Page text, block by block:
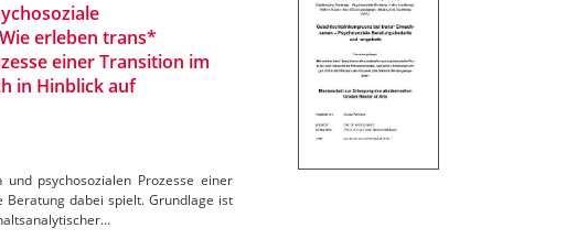
erleben trans*
einer Transition im
in Hinblick auf
psychosozialen Prozesse einer
Beratung dabei spielt. Grundlage ist